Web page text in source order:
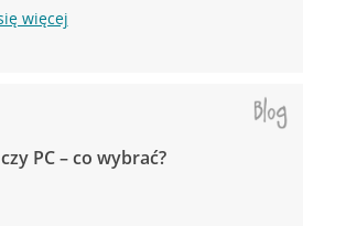
więcej
PC – co wybrać?